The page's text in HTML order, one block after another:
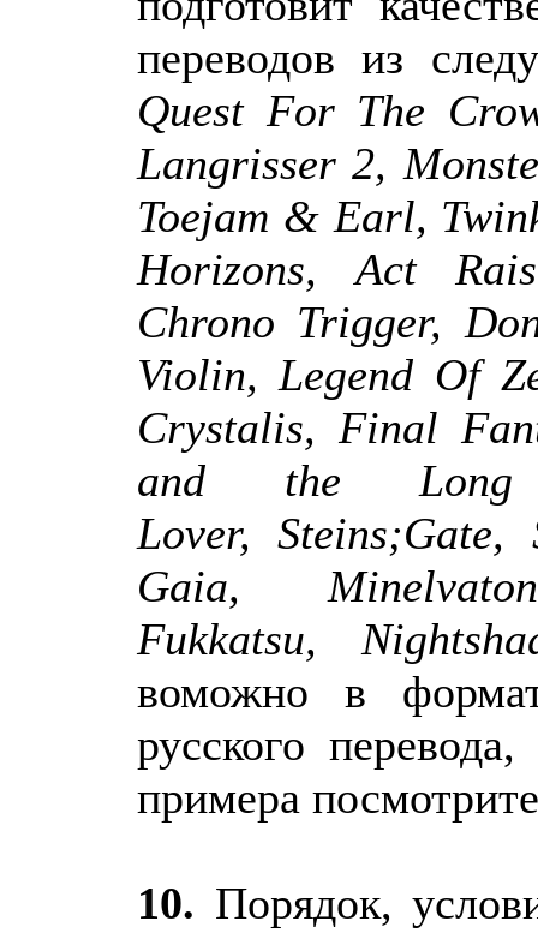
переводов из
Quest For The
Langrisser 2,
Toejam & Earl,
Horizons, Act
Chrono Trigger,
Violin, Legend Of
Crystalis, Final
and the
Lover,
Gaia,
Fukkatsu,
воможно в
русского
примера
10. Порядок,